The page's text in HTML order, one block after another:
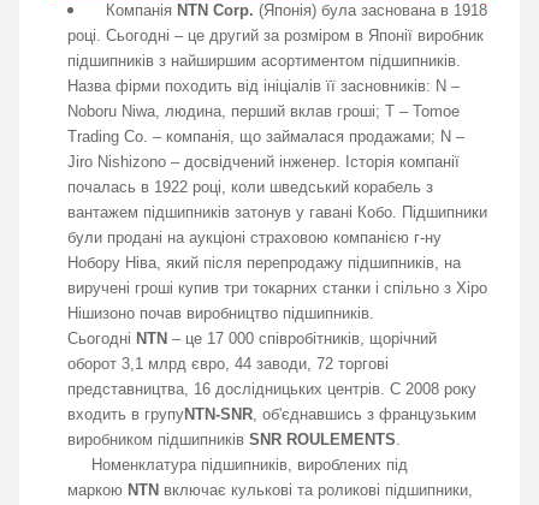
Компанія NTN Corp. (Японія) була заснована в 1918
році. Сьогодні – це другий за розміром в Японії виробник
підшипників з найширшим асортиментом підшипників.
Назва фірми походить від ініціалів її засновників: N –
Noboru Niwa, людина, перший вклав гроші; T – Tomoe
Trading Co. – компанія, що займалася продажами; N –
Jiro Nishizono – досвідчений інженер. Історія компанії
почалась в 1922 році, коли шведський корабель з
вантажем підшипників затонув у гавані Кобо. Підшипники
були продані на аукціоні страховою компанією г-ну
Нобору Ніва, який після перепродажу підшипників, на
виручені гроші купив три токарних станки і спільно з Хіро
Нішизоно почав виробництво підшипників.
Сьогодні NTN – це 17 000 співробітників, щорічний
оборот 3,1 млрд євро, 44 заводи, 72 торгові
представництва, 16 дослідницьких центрів. C 2008 року
входить в групуNTN-SNR, об'єднавшись з французьким
виробником підшипників SNR ROULEMENTS.
Номенклатура підшипників, вироблених під
маркою NTN включає кулькові та роликові підшипники,